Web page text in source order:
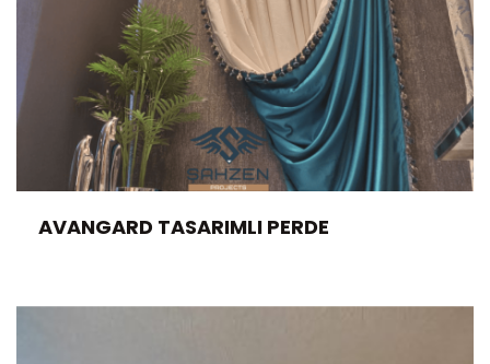
AVANGARD TASARIMLI PERDE